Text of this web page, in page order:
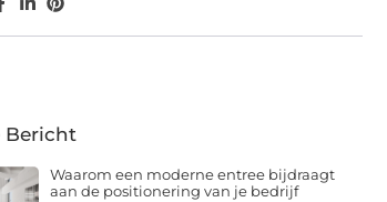
Bericht
Waarom een moderne entree bijdraagt
aan de positionering van je bedrijf